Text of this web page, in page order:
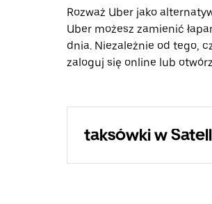
Rozważ Uber jako
Uber możesz zamienić
dnia. Niezależnie od tego,
zaloguj się online lub
taksówki w